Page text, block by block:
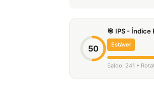
50
🎯 IPS - Índice
Estável
Saldo: 241 •